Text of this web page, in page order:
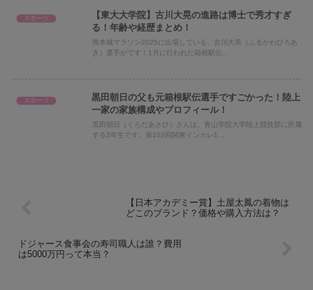
スポーツ
【東大大学院】古川大晃の進路は博士で秀才すぎ
る！年齢や経歴まとめ！
熊本城マラソン2025に出場している、古川大晃（ふるかわひろあ
き）選手がです！1月に行われた箱根駅伝...
スポーツ
黒田朝日の父も元箱根駅伝選手ですごかった！陸上
一家の家族構成やプロフィール！
黒田朝日（くろだあさひ）さんは、青山学院大学陸上競技部に所属
する3年生です。第103回関東インカレ1...
【日本アカデミー賞】土屋太鳳の着物は
どこのブランド？価格や購入方法は？
ドジャース食事会の寿司職人は誰？費用
は5000万円って本当？